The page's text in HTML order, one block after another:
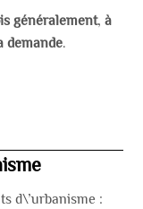
généralement, à
demande.
d\’urbanisme :